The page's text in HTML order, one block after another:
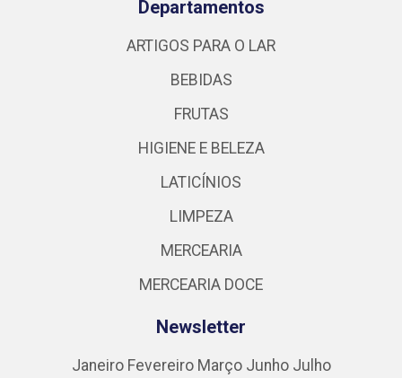
Departamentos
ARTIGOS PARA O LAR
BEBIDAS
FRUTAS
HIGIENE E BELEZA
LATICÍNIOS
LIMPEZA
MERCEARIA
MERCEARIA DOCE
Newsletter
Janeiro Fevereiro Março Junho Julho